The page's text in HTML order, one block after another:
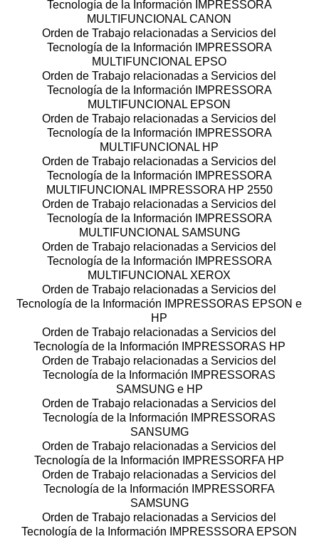
Tecnología de la Información IMPRESSORA
MULTIFUNCIONAL CANON
Orden de Trabajo relacionadas a Servicios del
Tecnología de la Información IMPRESSORA
MULTIFUNCIONAL EPSO
Orden de Trabajo relacionadas a Servicios del
Tecnología de la Información IMPRESSORA
MULTIFUNCIONAL EPSON
Orden de Trabajo relacionadas a Servicios del
Tecnología de la Información IMPRESSORA
MULTIFUNCIONAL HP
Orden de Trabajo relacionadas a Servicios del
Tecnología de la Información IMPRESSORA
MULTIFUNCIONAL IMPRESSORA HP 2550
Orden de Trabajo relacionadas a Servicios del
Tecnología de la Información IMPRESSORA
MULTIFUNCIONAL SAMSUNG
Orden de Trabajo relacionadas a Servicios del
Tecnología de la Información IMPRESSORA
MULTIFUNCIONAL XEROX
Orden de Trabajo relacionadas a Servicios del
Tecnología de la Información IMPRESSORAS EPSON e
HP
Orden de Trabajo relacionadas a Servicios del
Tecnología de la Información IMPRESSORAS HP
Orden de Trabajo relacionadas a Servicios del
Tecnología de la Información IMPRESSORAS
SAMSUNG e HP
Orden de Trabajo relacionadas a Servicios del
Tecnología de la Información IMPRESSORAS
SANSUMG
Orden de Trabajo relacionadas a Servicios del
Tecnología de la Información IMPRESSORFA HP
Orden de Trabajo relacionadas a Servicios del
Tecnología de la Información IMPRESSORFA
SAMSUNG
Orden de Trabajo relacionadas a Servicios del
Tecnología de la Información IMPRESSSORA EPSON